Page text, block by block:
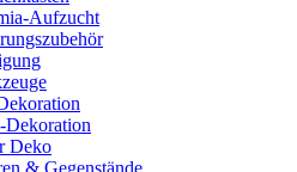
Aufzucht
Deko
& Gegenstände